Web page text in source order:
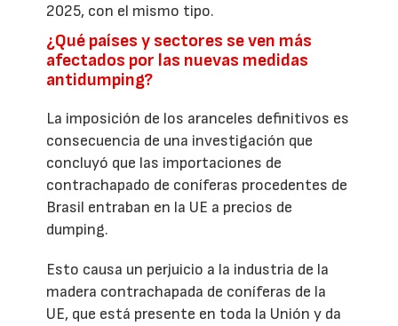
2025, con el mismo tipo.
¿Qué países y sectores se ven más
afectados por las nuevas medidas
antidumping?
La imposición de los aranceles definitivos es
consecuencia de una investigación que
concluyó que las importaciones de
contrachapado de coníferas procedentes de
Brasil entraban en la UE a precios de
dumping.
Esto causa un perjuicio a la industria de la
madera contrachapada de coníferas de la
UE, que está presente en toda la Unión y da